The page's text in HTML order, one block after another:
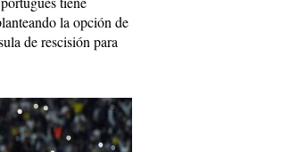
la opción de
de rescisión para